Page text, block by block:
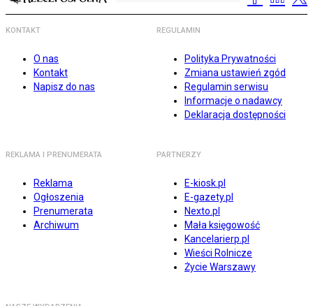
KONTAKT
O nas
Kontakt
Napisz do nas
REGULAMIN
Polityka Prywatności
Zmiana ustawień zgód
Regulamin serwisu
Informacje o nadawcy
Deklaracja dostępności
REKLAMA I PRENUMERATA
Reklama
Ogłoszenia
Prenumerata
Archiwum
PARTNERZY
E-kiosk.pl
E-gazety.pl
Nexto.pl
Mała księgowość
Kancelarierp.pl
Wieści Rolnicze
Życie Warszawy